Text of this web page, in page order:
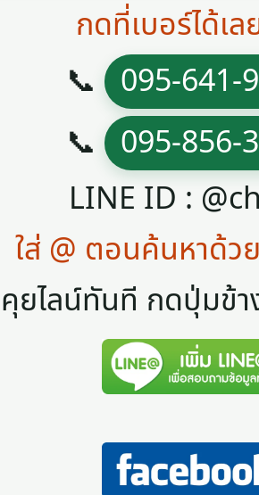
กดที่เบอร์ได้เ
📞
095-641-
📞
095-856-
LINE ID :
ใส่ @ ตอนค้นหาด้ว
คุยไลน์ทันที กดปุ่มข้า